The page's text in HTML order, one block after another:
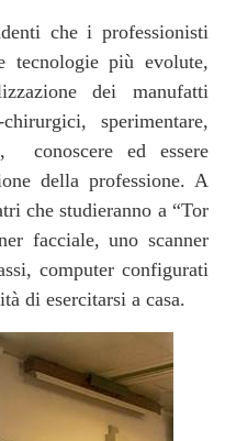
che i professionisti
tecnologie più evolute,
dei manufatti
sperimentare,
conoscere ed essere
della professione. A
che studieranno a “Tor
facciale, uno scanner
computer configurati
di esercitarsi a casa.